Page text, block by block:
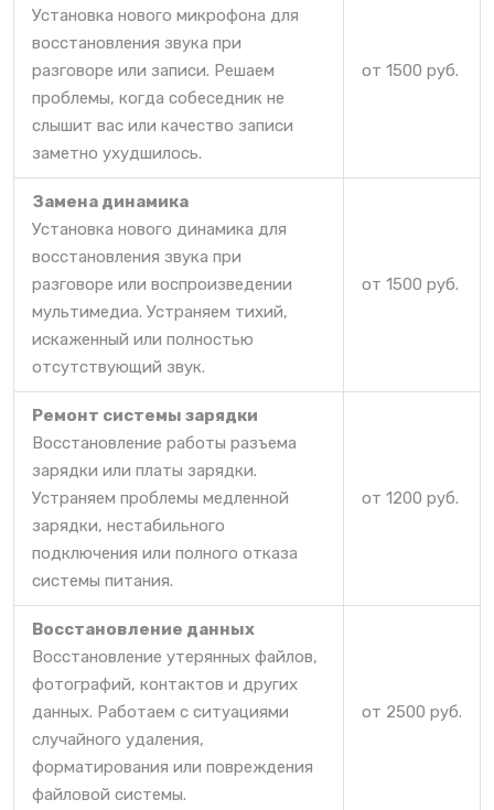
Установка нового микрофона для
восстановления звука при
разговоре или записи. Решаем
проблемы, когда собеседник не
слышит вас или качество записи
заметно ухудшилось.
от 1500 руб.
Замена динамика
Установка нового динамика для
восстановления звука при
разговоре или воспроизведении
мультимедиа. Устраняем тихий,
искаженный или полностью
отсутствующий звук.
от 1500 руб.
Ремонт системы зарядки
Восстановление работы разъема
зарядки или платы зарядки.
Устраняем проблемы медленной
зарядки, нестабильного
подключения или полного отказа
системы питания.
от 1200 руб.
Восстановление данных
Восстановление утерянных файлов,
фотографий, контактов и других
данных. Работаем с ситуациями
случайного удаления,
форматирования или повреждения
файловой системы.
от 2500 руб.